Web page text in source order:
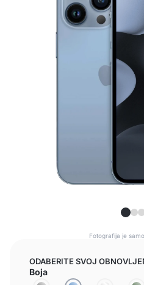
Fotografija je
ODABERITE SVOJ
Boja